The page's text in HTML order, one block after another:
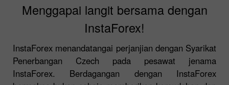
Menggapai langit bersama dengan
InstaForex!
InstaForex menandatangai perjanjian dengan Syarikat
Penerbangan Czech pada pesawat jenama
InstaForex. Berdagangan dengan InstaForex